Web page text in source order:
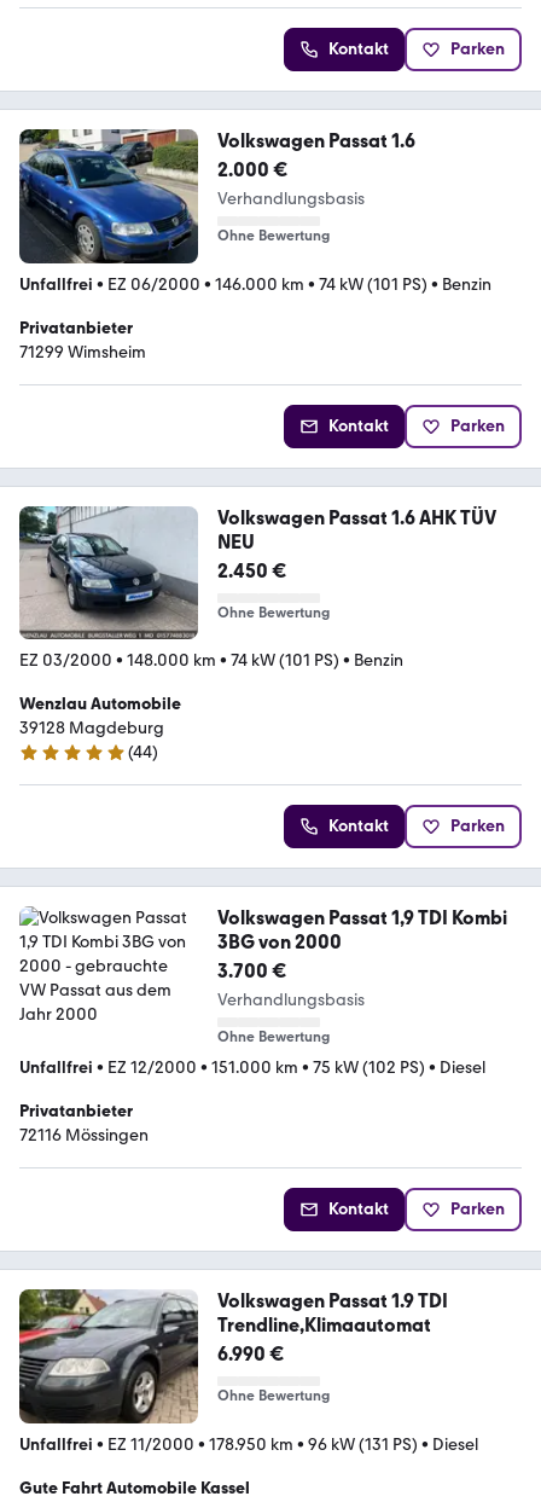
Kontakt Parken
Volkswagen Passat 1.6
2.000 €
Verhandlungsbasis
Ohne Bewertung
Unfallfrei • EZ 06/2000 • 146.000 km • 74 kW (101 PS) • Benzin
Privatanbieter
71299 Wimsheim
Kontakt Parken
Volkswagen Passat 1.6 AHK TÜV
NEU
2.450 €
Ohne Bewertung
EZ 03/2000 • 148.000 km • 74 kW (101 PS) • Benzin
Wenzlau Automobile
39128 Magdeburg
4.9 Sterne
(44)
Kontakt Parken
Volkswagen Passat 1,9 TDI Kombi
3BG von 2000
3.700 €
Verhandlungsbasis
Ohne Bewertung
Unfallfrei • EZ 12/2000 • 151.000 km • 75 kW (102 PS) • Diesel
Privatanbieter
72116 Mössingen
Kontakt Parken
Volkswagen Passat 1.9 TDI
Trendline,Klimaautomat
6.990 €
Ohne Bewertung
Unfallfrei • EZ 11/2000 • 178.950 km • 96 kW (131 PS) • Diesel
Gute Fahrt Automobile Kassel